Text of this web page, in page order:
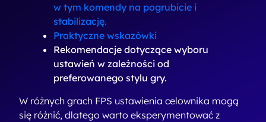
w tym komendy na pogrubicie i
stabilizację.
Praktyczne wskazówki
Rekomendacje dotyczące wyboru
ustawień w zależności od
preferowanego stylu gry.
W różnych grach FPS ustawienia celownika mogą
się różnić, dlatego warto eksperymentować z